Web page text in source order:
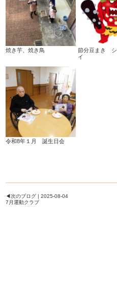
焼き芋、焼き鳥
節分豆まき シ
イ
令和8年１月 誕生日会
◀次のブログ | 2025-08-04
7月運動クラブ